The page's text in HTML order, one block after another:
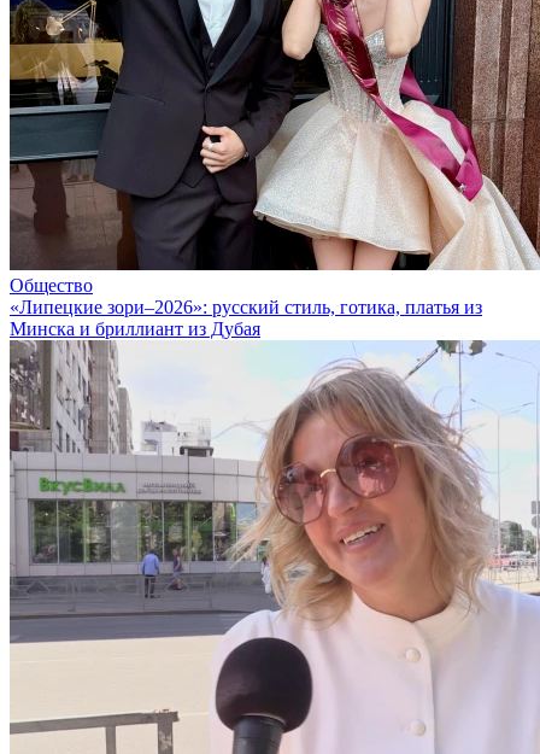
Общество
«Липецкие зори–2026»: русский стиль, готика, платья из
Минска и бриллиант из Дубая